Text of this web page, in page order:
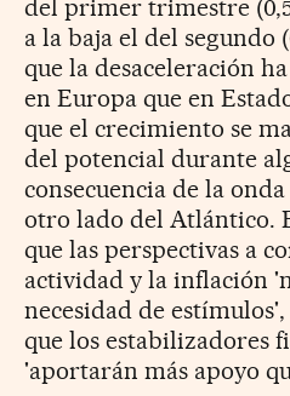
del primer trimestre
a la baja el del segundo
que la desaceleración
en Europa que en
que el crecimiento se
del potencial durante
consecuencia de la
otro lado del Atlántico.
que las perspectivas a
actividad y la inflación
necesidad de
que los estabilizadores
'aportarán más apoyo